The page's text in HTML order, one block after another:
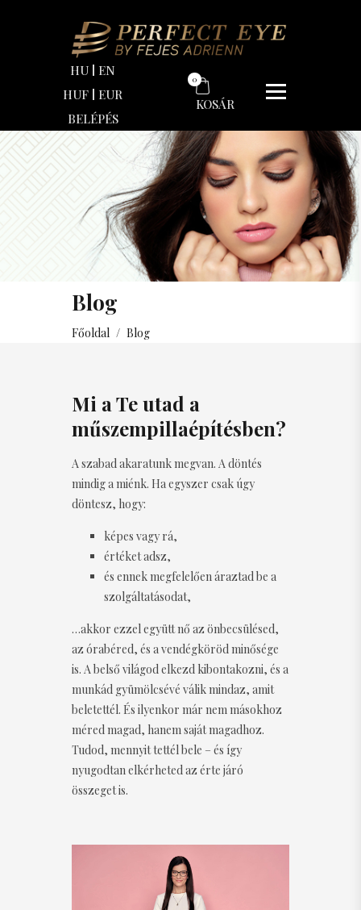
HU
EN
HUF
EUR
BELÉPÉS
0
KOSÁR
Blog
Főoldal / Blog
Mi a Te utad a
műszempillaépítésben?
A szabad akaratunk megvan. A döntés
mindig a miénk. Ha egyszer csak úgy
döntesz, hogy:
képes vagy rá,
értéket adsz,
és ennek megfelelően áraztad be a
szolgáltatásodat,
…akkor ezzel együtt nő az önbecsülésed,
az órabéred, és a vendégköröd minősége
is. A belső világod elkezd kibontakozni, és a
munkád gyümölcsévé válik mindaz, amit
beletettél. És ilyenkor már nem másokhoz
méred magad, hanem saját magadhoz.
Tudod, mennyit tettél bele – és így
nyugodtan elkérheted az érte járó
összeget is.